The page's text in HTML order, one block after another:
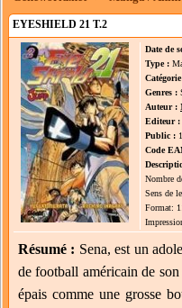
EYESHIELD 21 T.2
Date de
Type :
Genres :
Auteur :
Editeur :
Public :
Code
Nombre
Sens de
Format:
Résumé : Sena, est un
de football américain de
épais comme une grosse